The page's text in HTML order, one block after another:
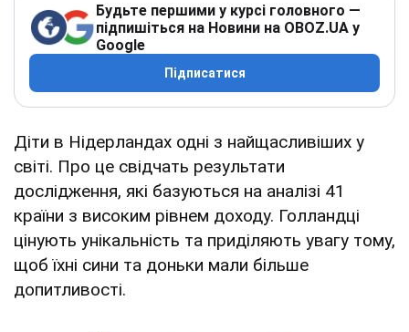
Будьте першими у курсі головного —
підпишіться на Новини на OBOZ.UA у
Google
Підписатися
Діти в Нідерландах одні з найщасливіших у
світі. Про це свідчать результати
дослідження, які базуються на аналізі 41
країни з високим рівнем доходу. Голландці
цінують унікальність та приділяють увагу тому,
щоб їхні сини та доньки мали більше
допитливості.